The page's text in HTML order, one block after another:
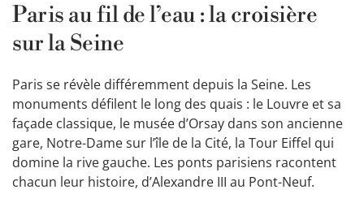
Paris au fil de l’eau : la croisière
sur la Seine
Paris se révèle différemment depuis la Seine. Les
monuments défilent le long des quais : le Louvre et sa
façade classique, le musée d’Orsay dans son ancienne
gare, Notre-Dame sur l’île de la Cité, la Tour Eiffel qui
domine la rive gauche. Les ponts parisiens racontent
chacun leur histoire, d’Alexandre III au Pont-Neuf.